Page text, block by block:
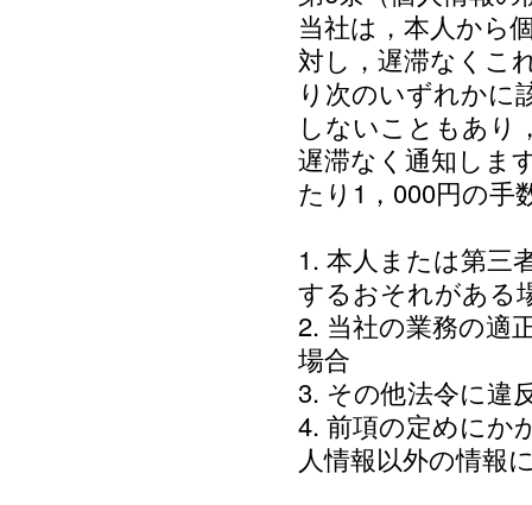
当社は，本人から
対し，遅滞なくこ
り次のいずれかに
しないこともあり
遅滞なく通知しま
たり1，000円の
1. 本人または第三
するおそれがある
2. 当社の業務の適
場合
3. その他法令に違
4. 前項の定めにか
人情報以外の情報